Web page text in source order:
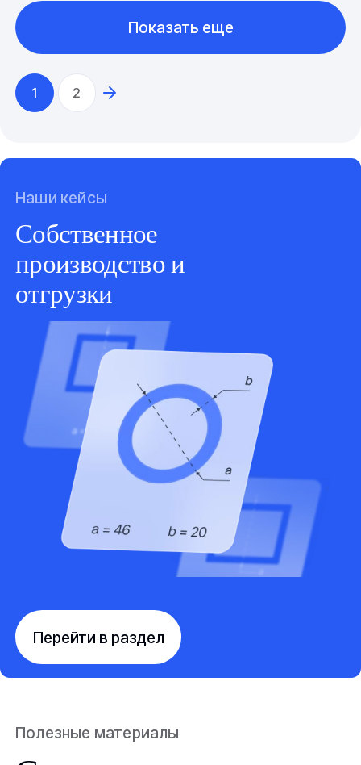
1 2
Показать еще
Наши кейсы
Собственное
производство и
отгрузки
Перейти в раздел
Полезные материалы